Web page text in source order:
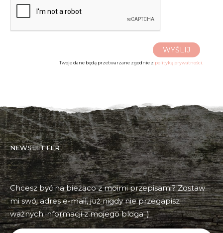
WYŚLIJ
Twoje dane będą przetwarzane zgodnie z polityką prywatności.
NEWSLETTER
Chcesz być na bieżąco z moimi przepisami? Zostaw
mi swój adres e-mail, już nigdy nie przegapisz
ważnych informacji z mojego bloga :)